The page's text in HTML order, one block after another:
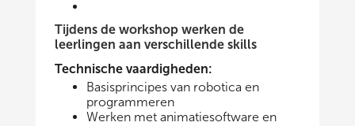
Tijdens de workshop werken de
leerlingen aan verschillende skills
Technische vaardigheden:
Basisprincipes van robotica en
programmeren
Werken met animatiesoftware en